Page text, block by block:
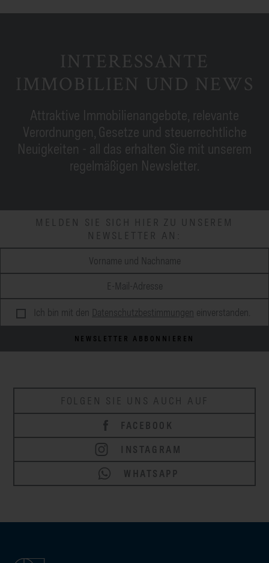
INTERESSANTE
IMMOBILIEN UND NEWS
Attraktive Immobilienangebote, relevante
Verordnungen, Gesetze und steuerrechtliche
Neuigkeiten - all das erhalten Sie mit unserem
regelmäßigen Newsletter.
MELDEN SIE SICH HIER ZU UNSEREM
NEWSLETTER AN:
Ich bin mit den Datenschutzbestimmungen einverstanden.
NEWSLETTER ABBONNIEREN
FOLGEN SIE UNS AUCH AUF
FACEBOOK
INSTAGRAM
WHATSAPP